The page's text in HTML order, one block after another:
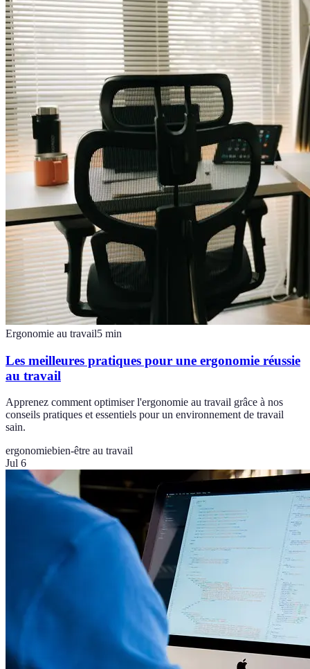
Ergonomie au travail5 min
Les meilleures pratiques pour une ergonomie réussie
au travail
Apprenez comment optimiser l'ergonomie au travail grâce à nos
conseils pratiques et essentiels pour un environnement de travail
sain.
ergonomiebien-être au travail
Jul 6